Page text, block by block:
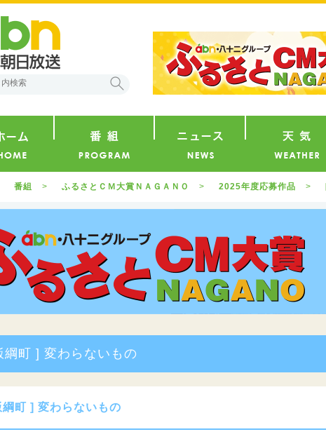
番組 ふるさとＣＭ大賞ＮＡＧＡＮＯ 2025年度応募作品
綱町 ] 変わらないもの
綱町 ] 変わらないもの